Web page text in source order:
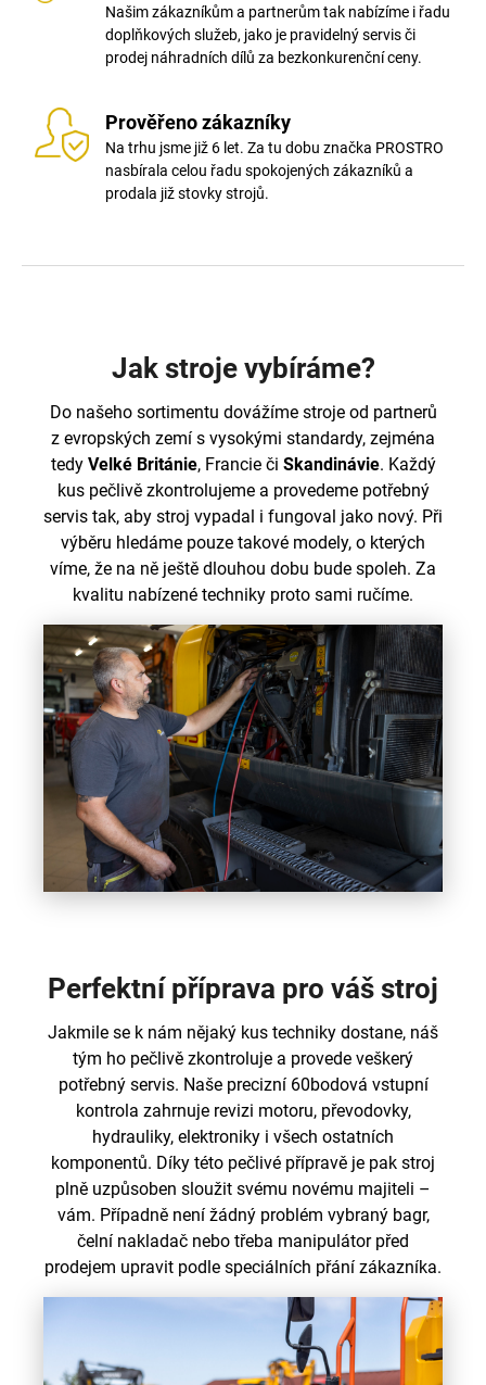
Našim zákazníkům a partnerům tak nabízíme i řadu
doplňkových služeb, jako je pravidelný servis či
prodej náhradních dílů za bezkonkurenční ceny.
Prověřeno zákazníky
Na trhu jsme již 6 let. Za tu dobu značka PROSTRO
nasbírala celou řadu spokojených zákazníků a
prodala již stovky strojů.
Jak stroje vybíráme?
Do našeho sortimentu dovážíme stroje od partnerů
z evropských zemí s vysokými standardy, zejména
tedy Velké Británie, Francie či Skandinávie. Každý
kus pečlivě zkontrolujeme a provedeme potřebný
servis tak, aby stroj vypadal i fungoval jako nový. Při
výběru hledáme pouze takové modely, o kterých
víme, že na ně ještě dlouhou dobu bude spoleh. Za
kvalitu nabízené techniky proto sami ručíme.
Perfektní příprava pro váš stroj
Jakmile se k nám nějaký kus techniky dostane, náš
tým ho pečlivě zkontroluje a provede veškerý
potřebný servis. Naše precizní 60bodová vstupní
kontrola zahrnuje revizi motoru, převodovky,
hydrauliky, elektroniky i všech ostatních
komponentů. Díky této pečlivé přípravě je pak stroj
plně uzpůsoben sloužit svému novému majiteli –
vám. Případně není žádný problém vybraný bagr,
čelní nakladač nebo třeba manipulátor před
prodejem upravit podle speciálních přání zákazníka.